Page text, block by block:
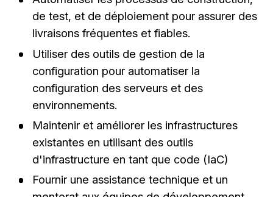
de test, et de déploiement pour assurer des
livraisons fréquentes et fiables.
Utiliser des outils de gestion de la
configuration pour automatiser la
configuration des serveurs et des
environnements.
Maintenir et améliorer les infrastructures
existantes en utilisant des outils
d'infrastructure en tant que code (IaC)
Fournir une assistance technique et un